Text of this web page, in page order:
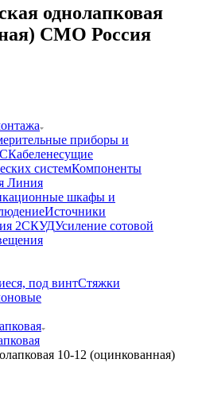
однолапковая
СМО Россия
приборы и
Кабеленесущие
системКомпоненты
Линия
шкафы и
Источники
2СКУДУсиление сотовой
под винтСтяжки
10-12 (оцинкованная)